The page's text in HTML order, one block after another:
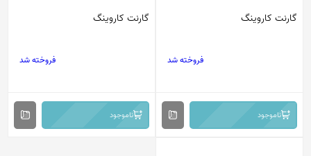
گارنت کاروینگ
فروخته شد
ناموجود
گارنت کاروینگ
فروخته شد
ناموجود